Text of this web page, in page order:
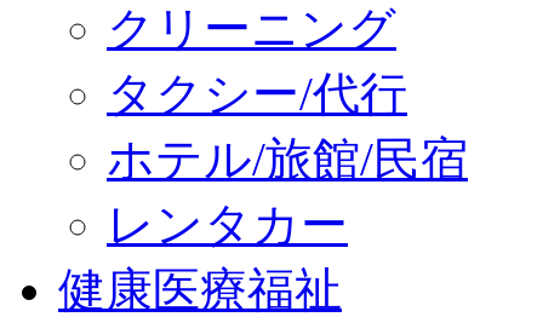
クリーニング
タクシー/代行
ホテル/旅館/民宿
レンタカー
健康医療福祉